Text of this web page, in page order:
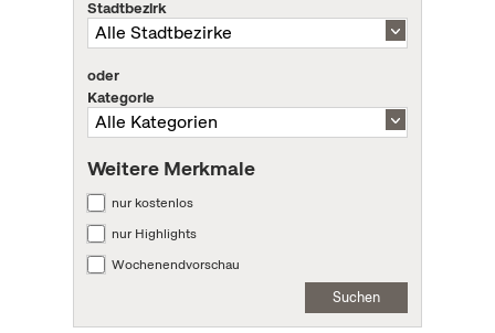
Stadtbezirk
oder
Kategorie
Weitere Merkmale
nur kostenlos
nur Highlights
Wochenendvorschau
Suchen